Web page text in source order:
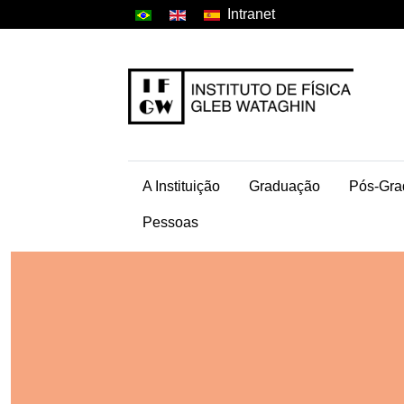
Intranet
A Instituição Graduação Pós-
Pessoas